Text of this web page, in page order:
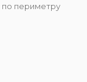
по периметру